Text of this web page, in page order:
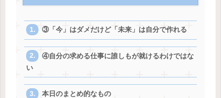
③「今」はダメだけど「未来」は自分で作れる
④自分の求める仕事に誰しもが就けるわけではな
い
本日のまとめ的なもの